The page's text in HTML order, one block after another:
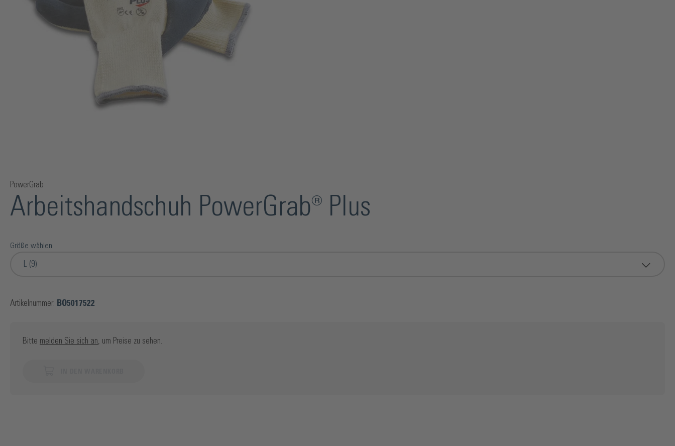
PowerGrab
Arbeitshandschuh PowerGrab® Plus
Größe wählen
L (9)
Artikelnummer: BO5017522
Bitte melden Sie sich an , um Preise zu sehen.